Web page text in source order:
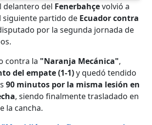
delantero del Fenerbahçevolvió a
siguiente partido de Ecuador contra
por la segunda jornada de
contra la "Naranja Mecánica",
del empate (1-1)y quedó tendido
90 minutos por la misma lesión en
, siendo finalmente trasladado en
la cancha.